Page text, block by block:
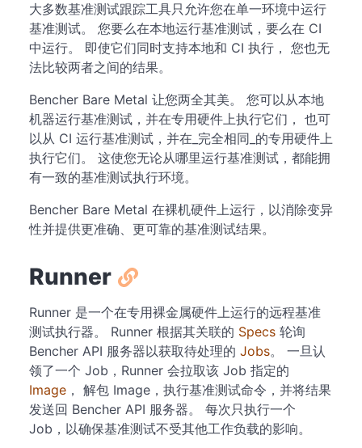
大多数基准测试跟踪工具只允许您在单一环境中运行
基准测试。 您要么在本地运行基准测试，要么在 CI
中运行。 即使它们同时支持本地和 CI 执行， 您也无
法比较两者之间的结果。
Bencher Bare Metal 让您两全其美。 您可以从本地
机器运行基准测试，并在专用硬件上执行它们， 也可
以从 CI 运行基准测试，并在_完全相同_的专用硬件上
执行它们。 这使您无论从哪里运行基准测试，都能拥
有一致的基准测试执行环境。
Bencher Bare Metal 在裸机硬件上运行，以消除变异
性并提供更准确、更可靠的基准测试结果。
Runner
Runner 是一个在专用裸金属硬件上运行的远程基准
测试执行器。 Runner 根据其关联的 Specs 轮询
Bencher API 服务器以获取待处理的 Jobs。 一旦认
领了一个 Job，Runner 会拉取该 Job 指定的
Image ， 解包 Image，执行基准测试命令，并将结果
发送回 Bencher API 服务器。 每次只执行一个
Job，以确保基准测试不受其他工作负载的影响。